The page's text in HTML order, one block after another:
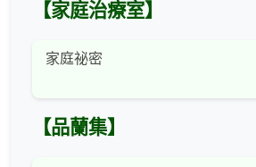
【家庭治療室】
家庭祕密
【品蘭集】